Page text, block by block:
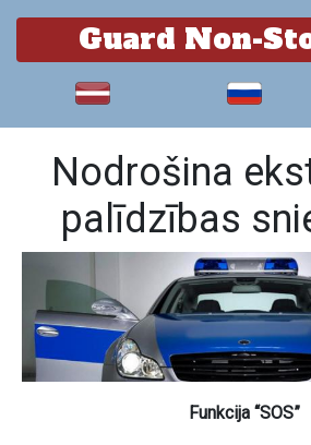
Guard Non-
Nodrošina
palīdzības
Funkcija “SOS”